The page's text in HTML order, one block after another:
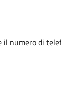
il numero di